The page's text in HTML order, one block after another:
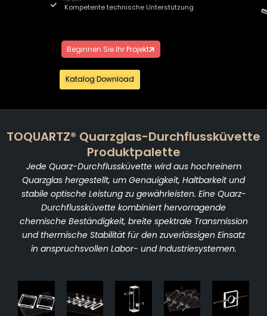
Kompetente technische Unterstützung
Beginnen Sie Ihr Projekt
Katalog Download
TOQUARTZ® Quarzglas-Durchflussküvette
Produktpalette
Jede Quarz-Durchflussküvette wird aus hochreinem
Quarzglas hergestellt, um Genauigkeit, Haltbarkeit und
stabile optische Leistung zu gewährleisten. Eine Quarz-
Durchflussküvette kombiniert hervorragende
chemische Beständigkeit, breite spektrale Transmission
und thermische Stabilität für den zuverlässigen Einsatz
in anspruchsvollen Labor- und Industriesystemen.